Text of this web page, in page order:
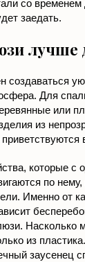
со
заедать.
лучше
создаваться
Для
или
из
которые с
по
Именно от
Насколько
из
заусенец